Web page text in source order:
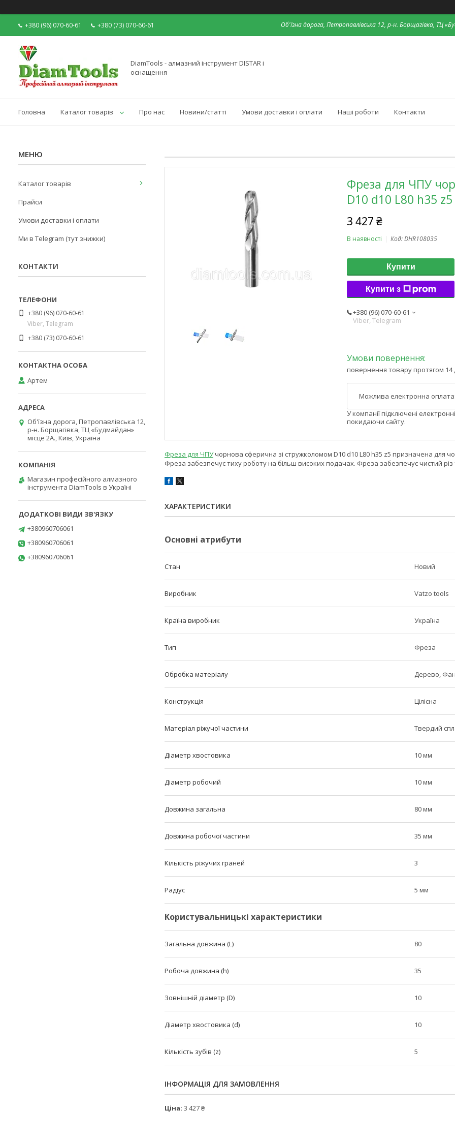
+380 (96) 070-60-61 +380 (73) 070-60-61 Об'їзна дорога, Петропавлівська 12, р-н. Борщагівка, ТЦ
DiamTools - алмазний інструмент DISTAR і
оснащення
Головна Каталог товарів Про нас Новини/статті Умови доставки і оплати Наші роботи Контакти
Фреза для ЧПУ
D10 d10 L80 h35 z5
3 427 ₴
В наявності Код:DHR108035
Купити
Купити з
+380 (96) 070-60-61
Viber, Telegram
повернення товару протягом 14
У компанії підключені
покидаючи сайту.
Фреза для ЧПУчорнова сферична зі стружколомом D10 d10 L80 h35 z5 призначена для
Фреза забезпечує тиху роботу на більш високих подачах. Фреза забезпечує чистий різ
ХАРАКТЕРИСТИКИ
Основні атрибути
Стан Новий
Виробник Vatzo tools
Країна виробник Україна
Тип Фреза
Обробка матеріалу Дерево,
Конструкція Цілісна
Матеріал ріжучої частини Твердий
Діаметр хвостовика 10 мм
Діаметр робочий 10 мм
Довжина загальна 80 мм
Довжина робочої частини 35 мм
Кількість ріжучих граней 3
Радіус 5 мм
Користувальницькі характеристики
Загальна довжина (L) 80
Робоча довжина (h) 35
Зовнішній діаметр (D) 10
Діаметр хвостовика (d) 10
Кількість зубів (z) 5
ІНФОРМАЦІЯ ДЛЯ ЗАМОВЛЕННЯ
Ціна: 3 427 ₴
Каталог товарів
Прайси
Умови доставки і оплати
Ми в Telegram (тут знижки)
КОНТАКТИ
+380 (96) 070-60-61
Viber, Telegram
+380 (73) 070-60-61
Артем
Об'їзна дорога, Петропавлівська 12,
р-н. Борщагівка, ТЦ «Будмайдан»
місце 2А., Київ, Україна
Магазин професійного алмазного
інструмента DiamTools в Україні
+380960706061
+380960706061
+380960706061